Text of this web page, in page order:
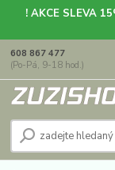
! AKCE SLEVA
608 867 477
(Po-Pá, 9-18 hod.)